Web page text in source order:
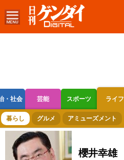
・社会 芸能 スポーツ ライフ
ボートレース 競輪 オートレース
暮らし グルメ アミューズメント
櫻井幸雄